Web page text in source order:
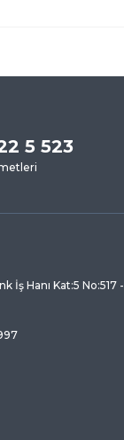
5 523
İş Hanı Kat:5 No:517 -